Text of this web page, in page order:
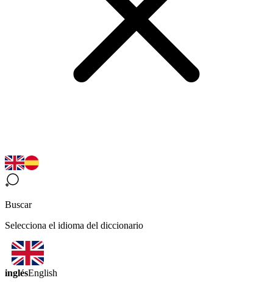
Buscar
Selecciona el idioma del diccionario
inglésEnglish